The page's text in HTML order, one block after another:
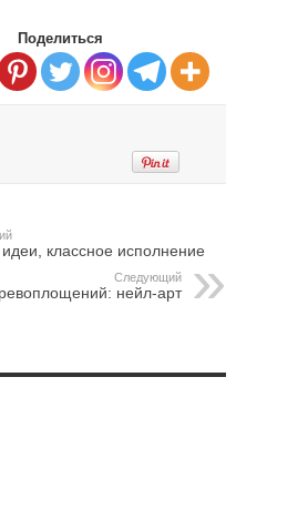
Поделиться
классное исполнение
Следующий
нейл-арт